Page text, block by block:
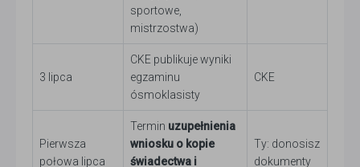
sportowe,
mistrzostwa)
3 lipca
CKE publikuje wyniki
egzaminu
ósmoklasisty
CKE
Pierwsza
połowa lipca
Termin uzupełnienia
wniosku o kopie
świadectwa i
Ty: donosisz
dokumenty